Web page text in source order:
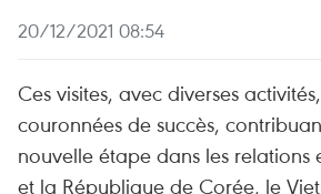
20/12/2021 08:54
Ces visites, avec diverses
couronnées de succès,
nouvelle étape dans les relations
et la République de Corée, le